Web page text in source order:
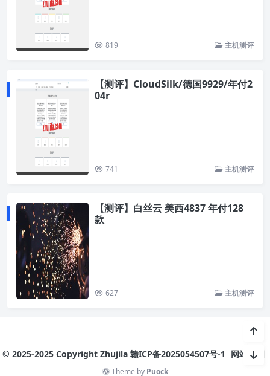
819 主机测评
【测评】CloudSilk/德国9929/年付2
04r
741 主机测评
【测评】白丝云 美西4837 年付128
款
627 主机测评
© 2025-2025 Copyright Zhujila 赣ICP备2025054507号-1 网站地图
Theme by Puock